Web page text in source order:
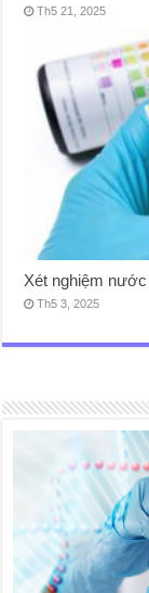
Th5 21, 2025
Xét nghiệm
Th5 3, 2025